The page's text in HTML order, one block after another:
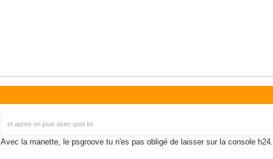
et apres on joue avec quoi lol
Avec la manette, le psgroove tu n'es pas obligé de laisser sur la console h24.